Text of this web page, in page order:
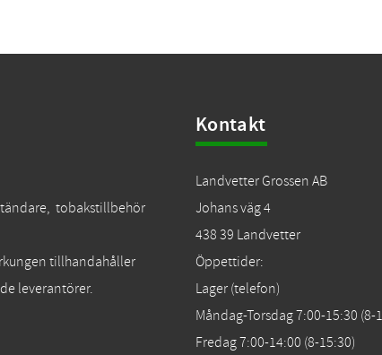
tändare, tobakstillbehör
tillhandahåller
leverantörer.
Kontakt
Landvetter Grossen AB
Johans väg 4
438 39 Landvetter
Öppettider:
Lager (telefon)
Måndag-Torsdag 7:00-15:30 (8-
Fredag 7:00-14:00 (8-15:30)